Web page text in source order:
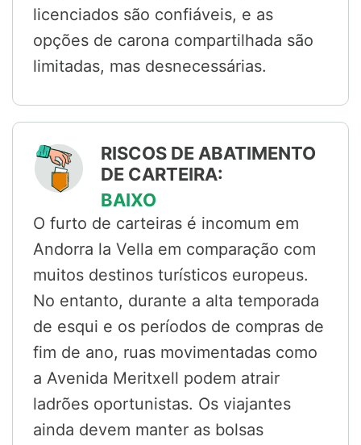
licenciados são confiáveis, e as
opções de carona compartilhada são
limitadas, mas desnecessárias.
RISCOS DE ABATIMENTO
DE CARTEIRA:
BAIXO
O furto de carteiras é incomum em
Andorra la Vella em comparação com
muitos destinos turísticos europeus.
No entanto, durante a alta temporada
de esqui e os períodos de compras de
fim de ano, ruas movimentadas como
a Avenida Meritxell podem atrair
ladrões oportunistas. Os viajantes
ainda devem manter as bolsas